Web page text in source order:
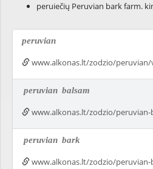
peruiečių Peruvian bark farm.
peruvian
www.alkonas.lt/zodzio/
peruvian balsam
www.alkonas.lt/zodzio/
peruvian bark
www.alkonas.lt/zodzio/